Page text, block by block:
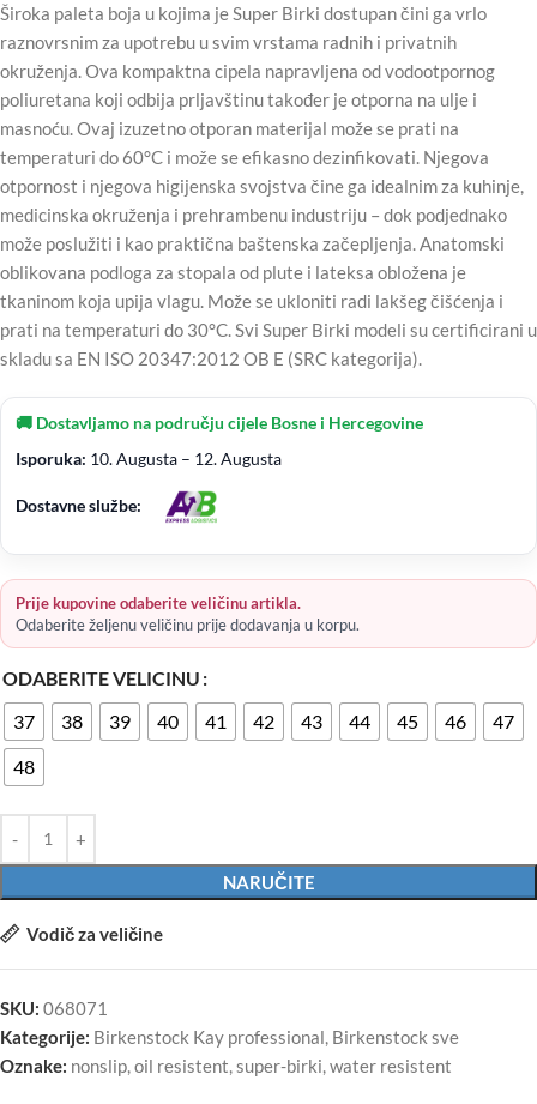
Široka paleta boja u kojima je Super Birki dostupan čini ga vrlo
raznovrsnim za upotrebu u svim vrstama radnih i privatnih
okruženja. Ova kompaktna cipela napravljena od vodootpornog
poliuretana koji odbija prljavštinu također je otporna na ulje i
masnoću. Ovaj izuzetno otporan materijal može se prati na
temperaturi do 60°C i može se efikasno dezinfikovati. Njegova
otpornost i njegova higijenska svojstva čine ga idealnim za kuhinje,
medicinska okruženja i prehrambenu industriju – dok podjednako
može poslužiti i kao praktična baštenska začepljenja. Anatomski
oblikovana podloga za stopala od plute i lateksa obložena je
tkaninom koja upija vlagu. Može se ukloniti radi lakšeg čišćenja i
prati na temperaturi do 30°C. Svi Super Birki modeli su certificirani u
skladu sa EN ISO 20347:2012 OB E (SRC kategorija).
🚚 Dostavljamo na području cijele Bosne i Hercegovine
Isporuka: 10. Augusta – 12. Augusta
Dostavne službe:
Prije kupovine odaberite veličinu artikla.
Odaberite željenu veličinu prije dodavanja u korpu.
ODABERITE VELICINU
37
38 39 40 41 42 43 44 45 46
47
48
NARUČITE
Vodič za veličine
SKU: 068071
Kategorije: Birkenstock Kay professional Birkenstock sve
Oznake: nonslip oil resistent super-birki water resistent